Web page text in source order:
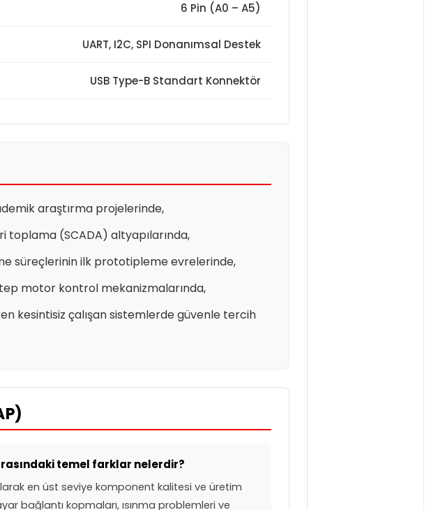
6 Pin (A0 – A5)
UART, I2C, SPI Donanımsal Destek
USB Type-B Standart Konnektör
araştırma projelerinde,
(SCADA) altyapılarında,
süreçlerinin ilk prototipleme evrelerinde,
motor kontrol mekanizmalarında,
kesintisiz çalışan sistemlerde güvenle tercih
temel farklar nelerdir?
en üst seviye komponent kalitesi ve üretim
bağlantı kopmaları, ısınma problemleri ve